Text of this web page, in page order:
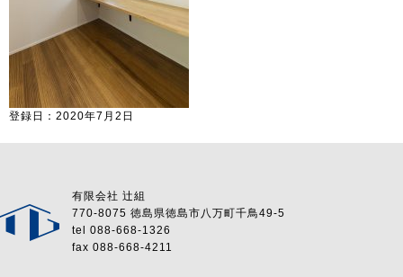
登録日：2020年7月2日
有限会社 辻組
770-8075 徳島県徳島市八万町千鳥49-5
tel 088-668-1326
fax 088-668-4211